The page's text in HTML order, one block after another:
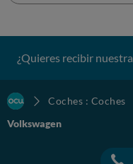
¿Quieres recibir
Coches : Coches
Volkswagen